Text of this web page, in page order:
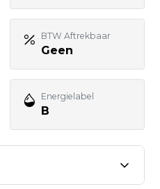
BTW Aftrekbaar
Geen
Energielabel
B